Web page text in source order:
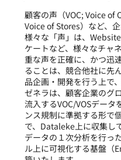
顧客の声（VOC; Voice of
Voice of Stores）など、
様々な「声」は、
ケートなど、様々なチャ
重な声を正確に、かつ迅
ることは、競合他社に先
品企画・開発を行う上で
ゼネラは、顧客企業のグ
流入するVOC/VOSデー
ンス規制に準拠する形で
で、Dataleke上に収集し
データの１次分析を行っ
ル上に可視化する基盤